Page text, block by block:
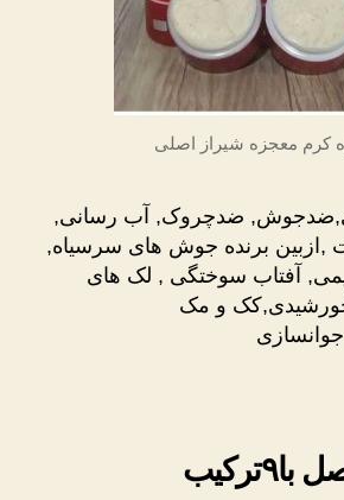
کرم معجزه شیراز اصلی
ضدچروک, آب رسانی,
برنده جوش های سرسیاه,
آفتاب سوختگی , لک های
و مک